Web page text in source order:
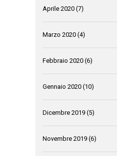
Aprile 2020 (7)
Marzo 2020 (4)
Febbraio 2020 (6)
Gennaio 2020 (10)
Dicembre 2019 (5)
Novembre 2019 (6)